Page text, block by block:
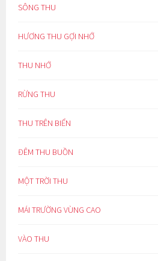
SÔNG THU
HƯƠNG THU GỢI NHỚ
THU NHỚ
RỪNG THU
THU TRÊN BIỂN
ĐÊM THU BUỒN
MỘT TRỜI THU
MÁI TRƯỜNG VÙNG CAO
VÀO THU